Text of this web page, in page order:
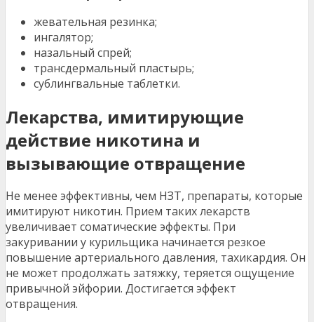
жевательная резинка;
ингалятор;
назальный спрей;
трансдермальный пластырь;
сублингвальные таблетки.
Лекарства, имитирующие
действие никотина и
вызывающие отвращение
Не менее эффективны, чем НЗТ, препараты, которые
имитируют никотин. Прием таких лекарств
увеличивает соматические эффекты. При
закуривании у курильщика начинается резкое
повышение артериального давления, тахикардия. Он
не может продолжать затяжку, теряется ощущение
привычной эйфории. Достигается эффект
отвращения.